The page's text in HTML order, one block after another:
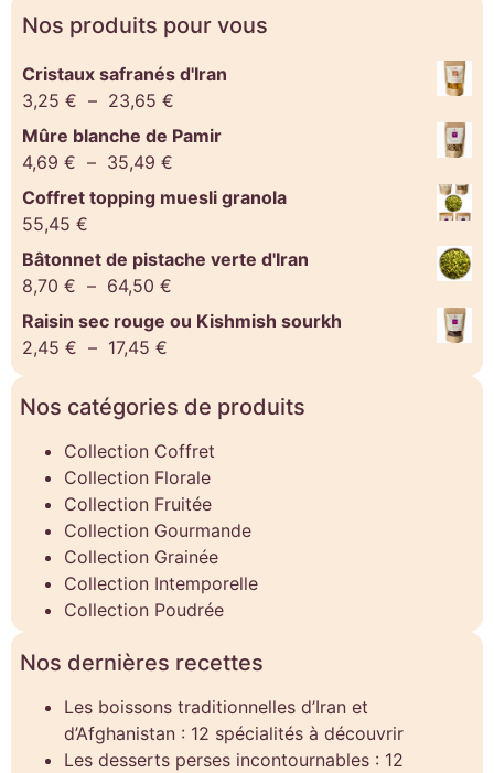
Nos produits pour vous
Cristaux safranés d'Iran
3,25 € – 23,65 €
Mûre blanche de Pamir
4,69 € – 35,49 €
Coffret topping muesli granola
55,45 €
Bâtonnet de pistache verte d'Iran
8,70 € – 64,50 €
Raisin sec rouge ou Kishmish sourkh
2,45 € – 17,45 €
Nos catégories de produits
Collection Coffret
Collection Florale
Collection Fruitée
Collection Gourmande
Collection Grainée
Collection Intemporelle
Collection Poudrée
Nos dernières recettes
Les boissons traditionnelles d’Iran et
d’Afghanistan : 12 spécialités à découvrir
Les desserts perses incontournables : 12